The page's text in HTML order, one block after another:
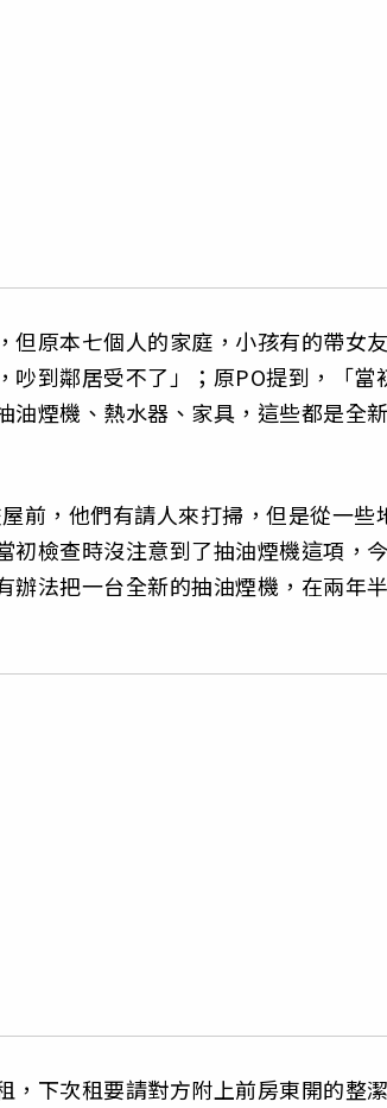
但原本七個人的家庭，小孩有的帶女
吵到鄰居受不了」；原PO提到，「當
油煙機、熱水器、家具，這些都是全
前，他們有請人來打掃，但是從一些
初檢查時沒注意到了抽油煙機這項，
辦法把一台全新的抽油煙機，在兩年
，下次租要請對方附上前房東開的整